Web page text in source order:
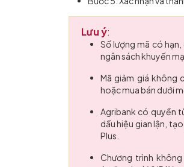
Lưu ý:
Số lượng mã có
ngân sách khuyến
Mã giảm giá không
hoặc mua bán dưới
Agribank có quyền
dấu hiệu gian lận,
Plus.
Chương trình